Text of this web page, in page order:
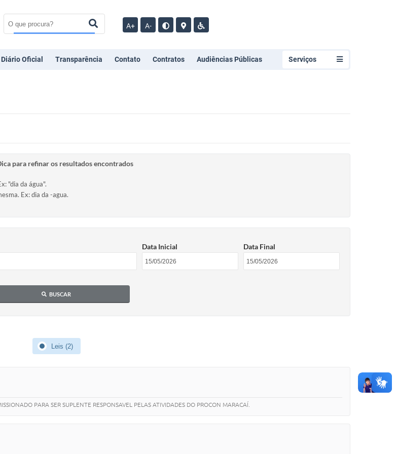
A+ A-
Diário Oficial Transparência Contato Contratos Audiências Públicas Serviços
para refinar os resultados encontrados
"dia da água".
Ex: dia da -agua.
Data Inicial Data Final
BUSCAR
Leis (2)
PARA SER SUPLENTE RESPONSAVEL PELAS ATIVIDADES DO PROCON MARACAÍ.